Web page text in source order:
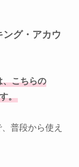
グ・アカウ
、こちらの
。
普段から使え